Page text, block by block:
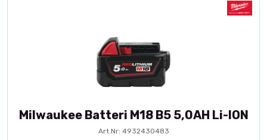
Milwaukee Batteri M18 B5 5,0AH Li-ION
Art.Nr: 4932430483